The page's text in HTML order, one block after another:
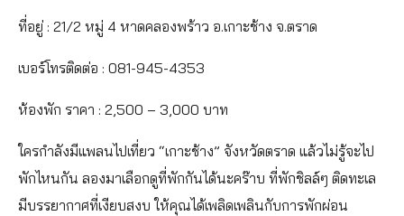
ที่อยู่ : 21/2 หมู่ 4 หาดคลองพร้าว อ.เกาะช้าง จ.ตราด
เบอร์โทรติดต่อ : 081-945-4353
ห้องพัก ราคา : 2,500 – 3,000 บาท
ใครกำลังมีแพลนไปเที่ยว “เกาะช้าง” จังหวัดตราด แล้วไม่รู้จะไป
พักไหนกัน ลองมาเลือกดูที่พักกันได้นะคร๊าบ ที่พักชิลล์ๆ ติดทะเล
มีบรรยากาศที่เงียบสงบ ให้คุณได้เพลิดเพลินกับการพักผ่อน